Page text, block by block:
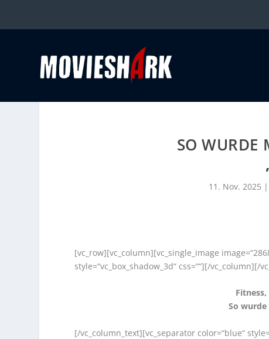
SO WURDE
11. Nov. 2025 |
[vc_row][vc_column][vc_single_image
style=“vc_box_shadow_3d“ css=““][/vc_column][/
Fitness,
So
[/vc_column_text][vc_separator color=“blue“